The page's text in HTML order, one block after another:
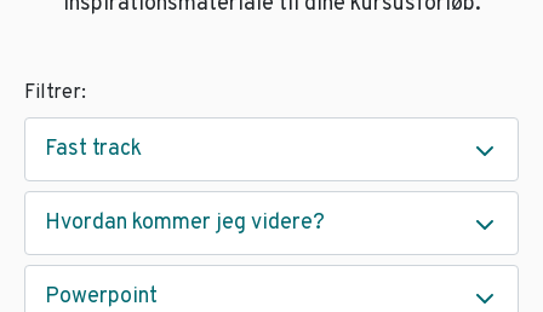
Filtrer:
Fast track
Hvordan kommer jeg videre?
Powerpoint